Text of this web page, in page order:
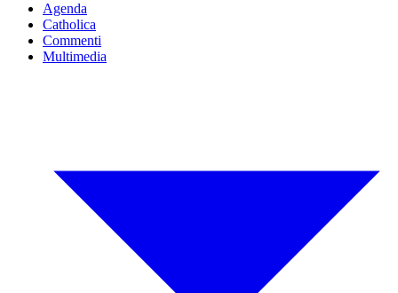
Agenda
Catholica
Commenti
Multimedia